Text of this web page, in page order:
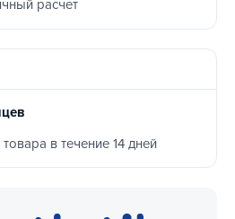
расчет
в течение 14 дней